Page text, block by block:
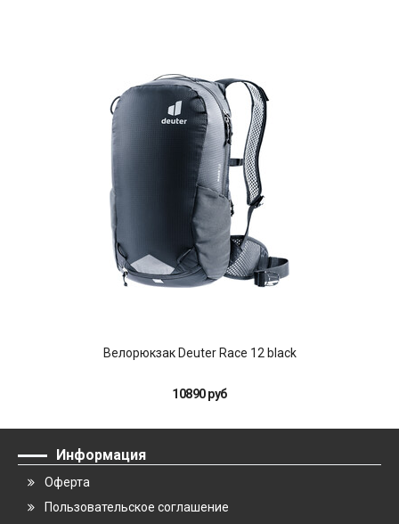
Велорюкзак Deuter Race 12 black
10890 руб
Информация
Оферта
Пользовательское соглашение